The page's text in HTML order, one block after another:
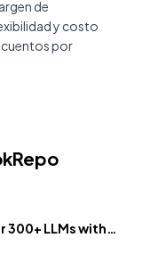
de
y costo
por
300+ LLMs with